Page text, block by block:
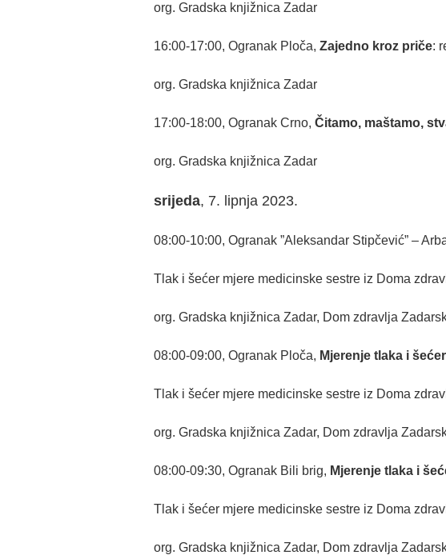
org. Gradska knjižnica Zadar
16:00-17:00, Ogranak Ploča, Zajedno kroz priče:
org. Gradska knjižnica Zadar
17:00-18:00, Ogranak Crno, Čitamo, maštamo,
org. Gradska knjižnica Zadar
srijeda, 7. lipnja 2023.
08:00-10:00, Ogranak ”Aleksandar Stipčević” –
Tlak i šećer mjere medicinske sestre iz Doma
org. Gradska knjižnica Zadar, Dom zdravlja
08:00-09:00, Ogranak Ploča, Mjerenje tlaka i
Tlak i šećer mjere medicinske sestre iz Doma
org. Gradska knjižnica Zadar, Dom zdravlja
08:00-09:30, Ogranak Bili brig, Mjerenje tlaka i
Tlak i šećer mjere medicinske sestre iz Doma
org. Gradska knjižnica Zadar, Dom zdravlja